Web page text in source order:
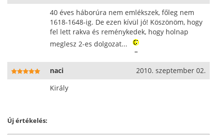
40 éves háborúra nem emlékszek, főleg nem
1618-1648-ig. De ezen kívül jó! Köszönöm, hogy
fel lett rakva és reménykedek, hogy holnap
meglesz 2-es dolgozat...
naci
2010. szeptember 02.
Király
Új értékelés: